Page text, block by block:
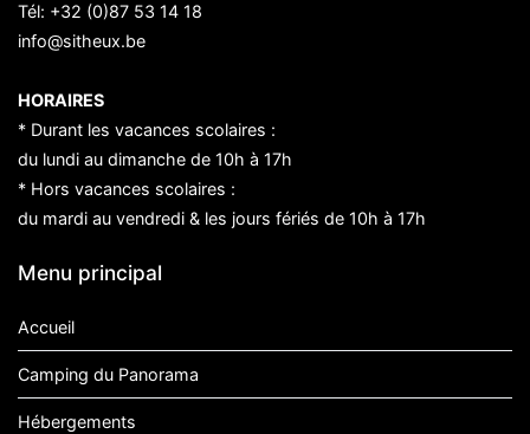
Tél: +32 (0)87 53 14 18
info@sitheux.be
HORAIRES
* Durant les vacances scolaires :
du lundi au dimanche de 10h à 17h
* Hors vacances scolaires :
du mardi au vendredi & les jours fériés de 10h à 17h
Menu principal
Accueil
Camping du Panorama
Hébergements